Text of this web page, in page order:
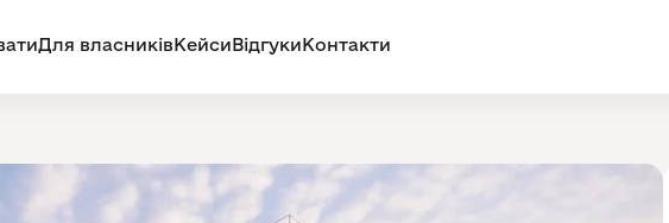
Для власниківКейсиВідгукиКонтакти